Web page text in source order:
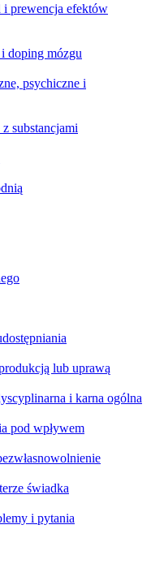
efektów
mózgu
psychiczne i
lub uprawą
i karna ogólna
wpływem
świadka
i pytania